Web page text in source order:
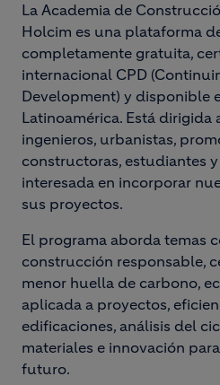
La Academia de
Holcim es una plataforma
completamente gratuita,
internacional CPD
Development) y disponible
Latinoamérica. Está dirigida
ingenieros, urbanistas,
constructoras, estudiantes
interesada en incorporar
sus proyectos.
El programa aborda temas
construcción responsable,
menor huella de carbono,
aplicada a proyectos,
edificaciones, análisis del
materiales e innovación
futuro.